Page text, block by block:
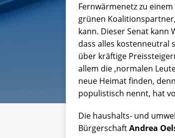
Fernwärmenetz zu
grünen
kann. Dieser Senat
dass alles kostenneutral
über kräftige
allem die ‚normalen
neue Heimat finden,
populistisch nennt, hat
Die haushalts- und
BürgerschaftAndrea